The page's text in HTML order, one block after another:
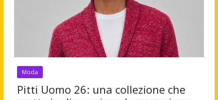
Moda
Pitti Uomo 26: una collezione che